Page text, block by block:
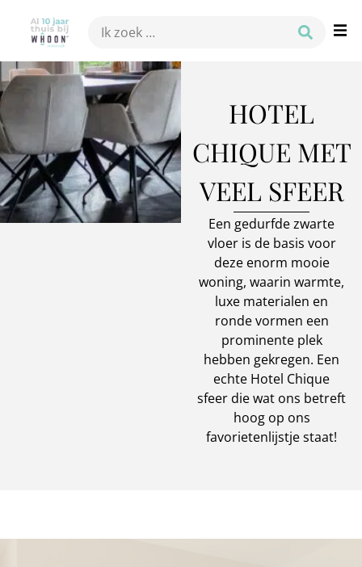
HOTEL
CHIQUE MET
VEEL SFEER
Een gedurfde zwarte
vloer is de basis voor
deze enorm mooie
woning, waarin warmte,
luxe materialen en
ronde vormen een
prominente plek
hebben gekregen. Een
echte Hotel Chique
sfeer die wat ons betreft
hoog op ons
favorietenlijstje staat!